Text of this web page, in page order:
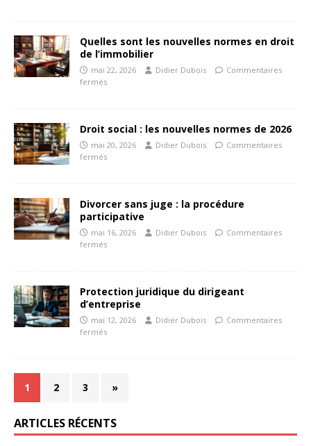
Quelles sont les nouvelles normes en droit
de l’immobilier
mai 22, 2026 Didier Dubois
Commentaires
fermés
Droit social : les nouvelles normes de 2026
mai 20, 2026 Didier Dubois
Commentaires
fermés
Divorcer sans juge : la procédure
participative
mai 16, 2026 Didier Dubois
Commentaires
fermés
Protection juridique du dirigeant
d’entreprise
mai 12, 2026 Didier Dubois
Commentaires
fermés
1 2 3 »
ARTICLES RÉCENTS